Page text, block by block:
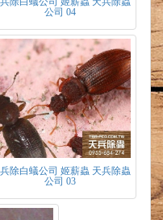
公司 04
除白蟻公司 姬薪蟲 天兵除蟲
公司 03